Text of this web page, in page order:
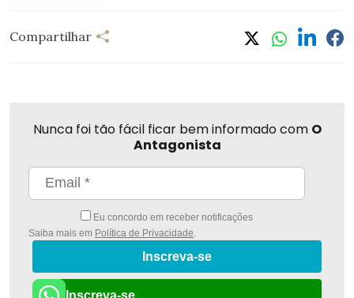
Compartilhar
Nunca foi tão fácil ficar bem informado com O
Antagonista
Eu concordo em receber notificações
Saiba mais em Política de Privacidade
Inscreva-se
Inscreva-se